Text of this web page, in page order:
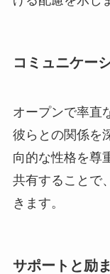
コミュニケー
オープンで率直
彼らとの関係を
向的な性格を尊
共有することで
きます。
サポートと励